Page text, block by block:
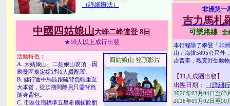
（詳細辦法）
中國四姑娘山大峰二峰連登 8日
★10人以上成行出發
活動特色：
A. 大姑娘山、二姑娘山攻頂，因
應景區規定採1對1人員配置。
B. 健行途中馬匹跟隨背負輜重至
大本營，徒步期間隊員只需背負
隨身背包。
C. 市區住宿標準五星希爾頓歡朋
四姑娘山 登頂影片
非洲第一
吉力馬札
可樂路線 全
本行程除了攀登「非
山」海拔5895公尺外
吉普車，觀賞野生動
【11人成團出發】
出團日期：
（詳細
2026年03月04日至03
2026年09月02日至09